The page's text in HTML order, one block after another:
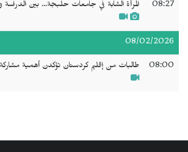
08:27 المرأة الشابة في جامعات حلبجة... بين الدراسة
08/02/2026
08:00 طالبات من إقليم كردستان تؤكدن أهمية مشاركة